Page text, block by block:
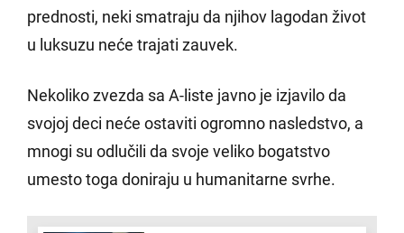
prednosti, neki smatraju da njihov lagodan život
u luksuzu neće trajati zauvek.
Nekoliko zvezda sa A-liste javno je izjavilo da
svojoj deci neće ostaviti ogromno nasledstvo, a
mnogi su odlučili da svoje veliko bogatstvo
umesto toga doniraju u humanitarne svrhe.